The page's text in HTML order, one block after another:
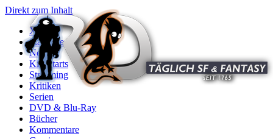
Direkt zum Inhalt
X
Startseite
News
Kinostarts
Streaming
Kritiken
Serien
DVD & Blu-Ray
Bücher
Kommentare